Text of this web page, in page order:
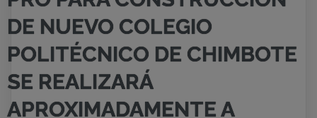
DE NUEVO COLEGIO
POLITÉCNICO DE CHIMBOTE
SE REALIZARÁ
APROXIMADAMENTE A